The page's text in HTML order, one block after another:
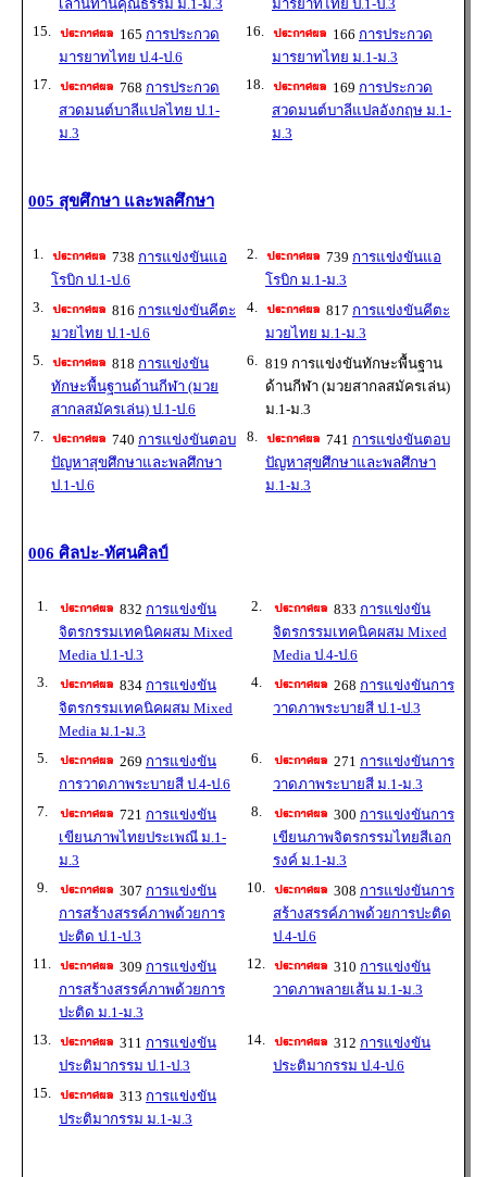
เล่านิทานคุณธรรม ม.1-ม.3
มารยาทไทย ป.1-ป.3
15.
165 การประกวด
มารยาทไทย ป.4-ป.6
16. 166 การประกวด
มารยาทไทย ม.1-ม.3
17.
768 การประกวด
สวดมนต์บาลีแปลไทย ป.1-
ม.3
18. 169 การประกวด
สวดมนต์บาลีแปลอังกฤษ ม.1-
ม.3
005 สุขศึกษา และพลศึกษา
1. 738 การแข่งขันแอ
โรบิก ป.1-ป.6
2. 739 การแข่งขันแอ
โรบิก ม.1-ม.3
3.
816 การแข่งขันคีตะ
มวยไทย ป.1-ป.6
4. 817 การแข่งขันคีตะ
มวยไทย ม.1-ม.3
5.
818 การแข่งขัน
ทักษะพื้นฐานด้านกีฬา (มวย
สากลสมัครเล่น) ป.1-ป.6
6. 819 การแข่งขันทักษะพื้นฐาน
ด้านกีฬา (มวยสากลสมัครเล่น)
ม.1-ม.3
7.
740 การแข่งขันตอบ
ปัญหาสุขศึกษาและพลศึกษา
ป.1-ป.6
8. 741 การแข่งขันตอบ
ปัญหาสุขศึกษาและพลศึกษา
ม.1-ม.3
006 ศิลปะ-ทัศนศิลป์
1. 832 การแข่งขัน
จิตรกรรมเทคนิคผสม Mixed
Media ป.1-ป.3
2. 833 การแข่งขัน
จิตรกรรมเทคนิคผสม Mixed
Media ป.4-ป.6
3.
834 การแข่งขัน
จิตรกรรมเทคนิคผสม Mixed
Media ม.1-ม.3
4. 268 การแข่งขันการ
วาดภาพระบายสี ป.1-ป.3
5. 269 การแข่งขัน
การวาดภาพระบายสี ป.4-ป.6
6. 271 การแข่งขันการ
วาดภาพระบายสี ม.1-ม.3
7.
721 การแข่งขัน
เขียนภาพไทยประเพณี ม.1-
ม.3
8. 300 การแข่งขันการ
เขียนภาพจิตรกรรมไทยสีเอก
รงค์ ม.1-ม.3
9.
307 การแข่งขัน
การสร้างสรรค์ภาพด้วยการ
ปะติด ป.1-ป.3
10. 308 การแข่งขันการ
สร้างสรรค์ภาพด้วยการปะติด
ป.4-ป.6
11.
309 การแข่งขัน
การสร้างสรรค์ภาพด้วยการ
ปะติด ม.1-ม.3
12. 310 การแข่งขัน
วาดภาพลายเส้น ม.1-ม.3
13. 311 การแข่งขัน
ประติมากรรม ป.1-ป.3
14. 312 การแข่งขัน
ประติมากรรม ป.4-ป.6
15.
313 การแข่งขัน
ประติมากรรม ม.1-ม.3